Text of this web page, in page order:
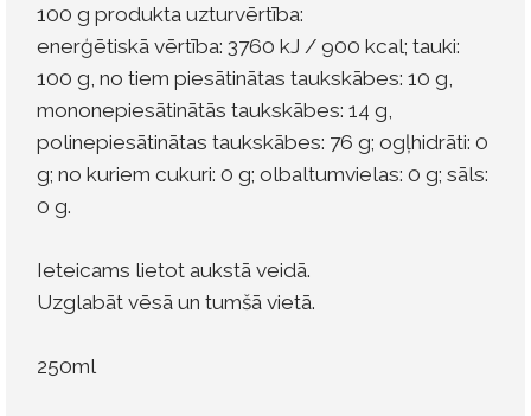
100 g produkta uzturvērtība:
enerģētiskā vērtība: 3760 kJ / 900 kcal; tauki:
100 g, no tiem piesātinātas taukskābes: 10 g,
mononepiesātinātās taukskābes: 14 g,
polinepiesātinātas taukskābes: 76 g; ogļhidrāti: 0
g; no kuriem cukuri: 0 g; olbaltumvielas: 0 g; sāls:
0 g.
Ieteicams lietot aukstā veidā.
Uzglabāt vēsā un tumšā vietā.
250ml